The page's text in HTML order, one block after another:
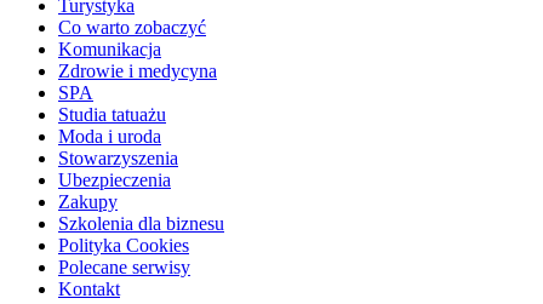
Turystyka
Co warto zobaczyć
Komunikacja
Zdrowie i medycyna
SPA
Studia tatuażu
Moda i uroda
Stowarzyszenia
Ubezpieczenia
Zakupy
Szkolenia dla biznesu
Polityka Cookies
Polecane serwisy
Kontakt